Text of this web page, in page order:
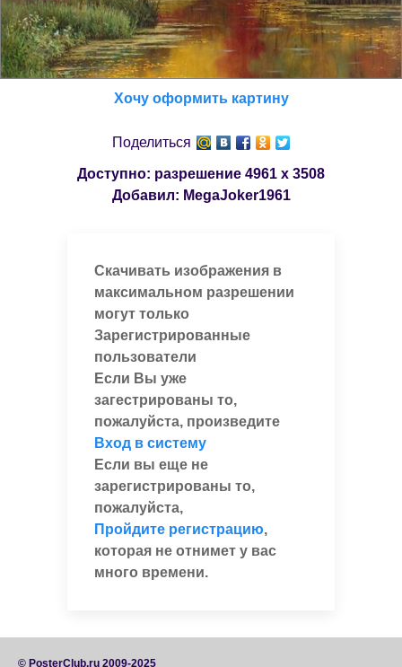
Хочу оформить картину
Поделиться
Доступно: разрешение 4961 x 3508
Добавил: MegaJoker1961
Скачивать изображения в
максимальном разрешении
могут только
Зарегистрированные
пользователи
Если Вы уже
загестрированы то,
пожалуйста, произведите
Вход в систему
Если вы еще не
зарегистрированы то,
пожалуйста,
Пройдите регистрацию,
которая не отнимет у вас
много времени.
© PosterClub.ru 2009-2025